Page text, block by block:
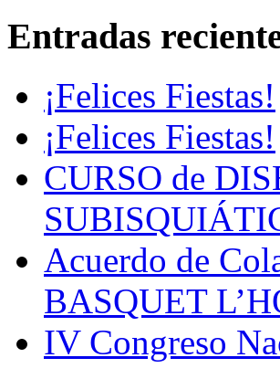
Entradas
¡Felices Fiestas!
¡Felices Fiestas!
CURSO de
Acuerdo de
BASQUET
IV Congreso